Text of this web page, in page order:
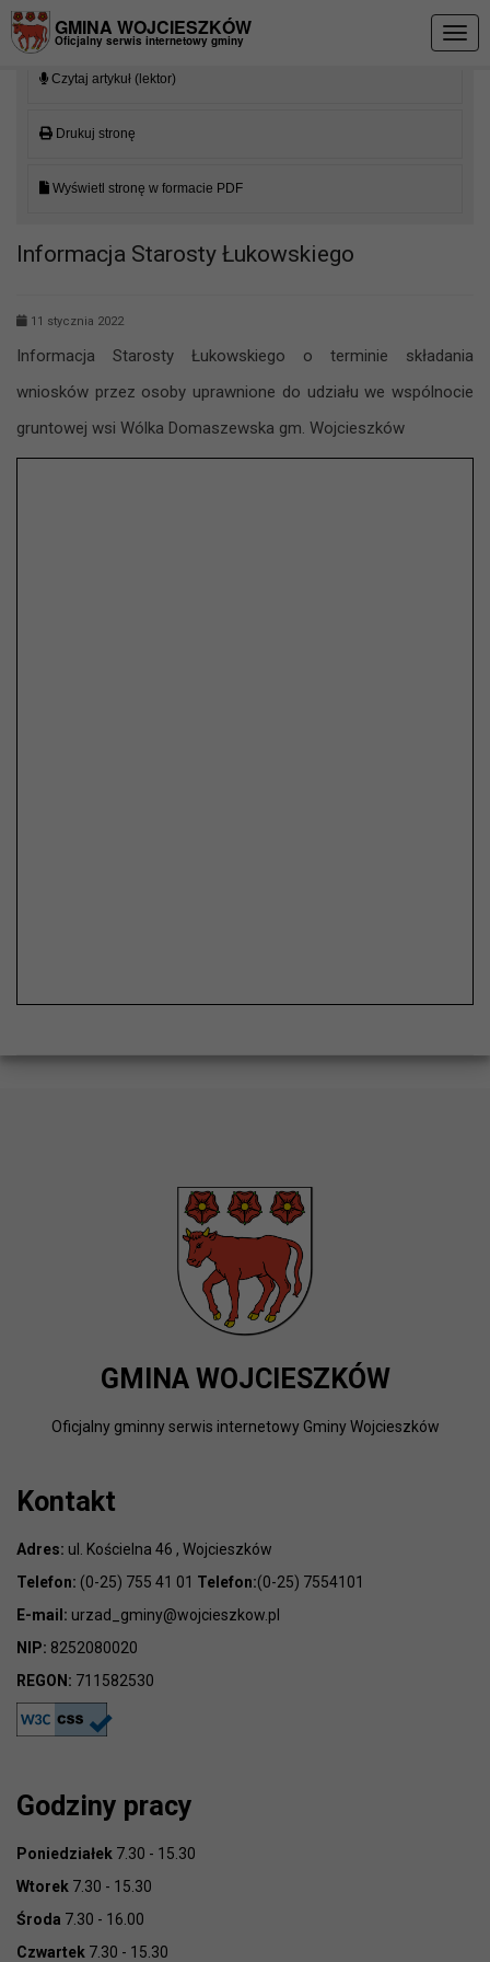
GMINA WOJCIESZKÓW
Oficjalny serwis internetowy gminy
Czytaj artykuł (lektor)
Drukuj stronę
Wyświetl stronę w formacie PDF
Informacja Starosty Łukowskiego
11 stycznia 2022
Informacja Starosty Łukowskiego o terminie składania
wniosków przez osoby uprawnione do udziału we wspólnocie
gruntowej wsi Wólka Domaszewska gm. Wojcieszków
GMINA WOJCIESZKÓW
Oficjalny gminny serwis internetowy Gminy Wojcieszków
Kontakt
Adres: ul. Kościelna 46 , Wojcieszków
Telefon: (0-25) 755 41 01 Telefon:(0-25) 7554101
E-mail: urzad_gminy@wojcieszkow.pl
NIP: 8252080020
REGON: 711582530
Godziny pracy
Poniedziałek 7.30 - 15.30
Wtorek 7.30 - 15.30
Środa 7.30 - 16.00
Czwartek 7.30 - 15.30